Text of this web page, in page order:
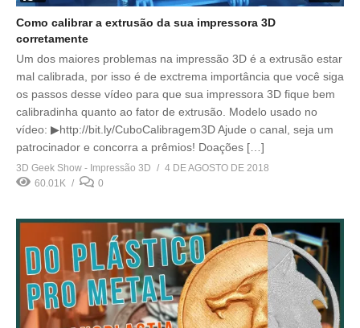
Como calibrar a extrusão da sua impressora 3D
corretamente
Um dos maiores problemas na impressão 3D é a extrusão estar
mal calibrada, por isso é de exctrema importância que você siga
os passos desse vídeo para que sua impressora 3D fique bem
calibradinha quanto ao fator de extrusão. Modelo usado no
vídeo: ▶http://bit.ly/CuboCalibragem3D Ajude o canal, seja um
patrocinador e concorra a prêmios! Doações […]
3D Geek Show - Impressão 3D
4 DE AGOSTO DE 2018
60.01K
0